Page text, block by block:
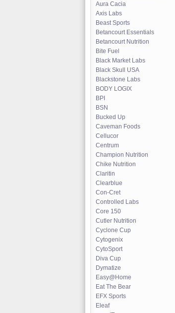
Aura Cacia
Axis Labs
Beast Sports
Betancourt Essentials
Betancourt Nutrition
Bite Fuel
Black Market Labs
Black Skull USA
Blackstone Labs
BODY LOGIX
BPI
BSN
Bucked Up
Caveman Foods
Cellucor
Centrum
Champion Nutrition
Chike Nutrition
Claritin
Clearblue
Con-Cret
Controlled Labs
Core 150
Cutler Nutrition
Cyclone Cup
Cytogenix
CytoSport
Diva Cup
Dymatize
Easy@Home
Eat The Bear
EFX Sports
Eleaf